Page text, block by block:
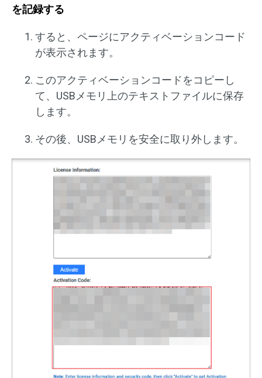
を記録する
すると、ページにアクティベーションコード
が表示されます。
このアクティベーションコードをコピーし
て、USBメモリ上のテキストファイルに保存
します。
その後、USBメモリを安全に取り外します。